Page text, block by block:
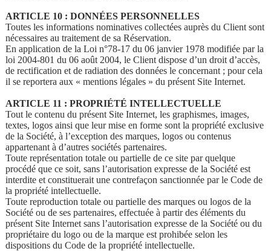
ARTICLE 10 : DONNÉES PERSONNELLES
Toutes les informations nominatives collectées auprès du Client sont
nécessaires au traitement de sa Réservation.
En application de la Loi n°78-17 du 06 janvier 1978 modifiée par la
loi 2004-801 du 06 août 2004, le Client dispose d’un droit d’accès,
de rectification et de radiation des données le concernant ; pour cela
il se reportera aux « mentions légales » du présent Site Internet.
ARTICLE 11 : PROPRIÉTÉ INTELLECTUELLE
Tout le contenu du présent Site Internet, les graphismes, images,
textes, logos ainsi que leur mise en forme sont la propriété exclusive
de la Société, à l’exception des marques, logos ou contenus
appartenant à d’autres sociétés partenaires.
Toute représentation totale ou partielle de ce site par quelque
procédé que ce soit, sans l’autorisation expresse de la Société est
interdite et constituerait une contrefaçon sanctionnée par le Code de
la propriété intellectuelle.
Toute reproduction totale ou partielle des marques ou logos de la
Société ou de ses partenaires, effectuée à partir des éléments du
présent Site Internet sans l’autorisation expresse de la Société ou du
propriétaire du logo ou de la marque est prohibée selon les
dispositions du Code de la propriété intellectuelle.